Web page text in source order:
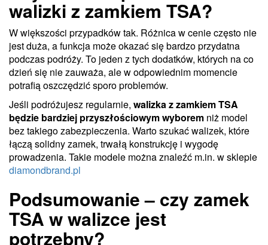
walizki z zamkiem TSA?
W większości przypadków tak. Różnica w cenie często nie
jest duża, a funkcja może okazać się bardzo przydatna
podczas podróży. To jeden z tych dodatków, których na co
dzień się nie zauważa, ale w odpowiednim momencie
potrafią oszczędzić sporo problemów.
Jeśli podróżujesz regularnie, walizka z zamkiem TSA
będzie bardziej przyszłościowym wyborem niż model
bez takiego zabezpieczenia. Warto szukać walizek, które
łączą solidny zamek, trwałą konstrukcję i wygodę
prowadzenia. Takie modele można znaleźć m.in. w sklepie
diamondbrand.pl
Podsumowanie – czy zamek
TSA w walizce jest
potrzebny?